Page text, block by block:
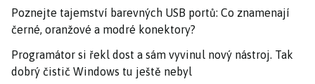
Poznejte tajemství barevných USB portů: Co znamenají
černé, oranžové a modré konektory?
Programátor si řekl dost a sám vyvinul nový nástroj. Tak
dobrý čistič Windows tu ještě nebyl